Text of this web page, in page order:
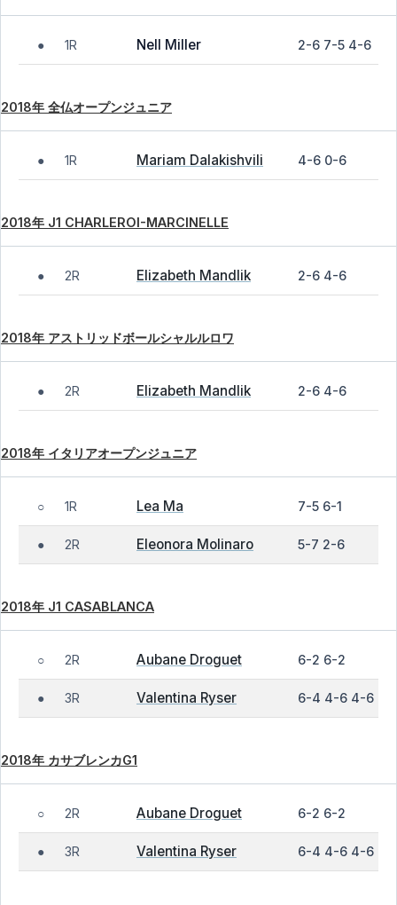
● 1R Nell Miller 2-6 7-5 4-6
2018年 全仏オープンジュニア
● 1R Mariam Dalakishvili 4-6 0-6
2018年 J1 CHARLEROI-MARCINELLE
● 2R Elizabeth Mandlik 2-6 4-6
2018年 アストリッドボールシャルルロワ
● 2R Elizabeth Mandlik 2-6 4-6
2018年 イタリアオープンジュニア
○ 1R Lea Ma 7-5 6-1
● 2R Eleonora Molinaro 5-7 2-6
2018年 J1 CASABLANCA
○ 2R Aubane Droguet 6-2 6-2
● 3R Valentina Ryser 6-4 4-6 4-6
2018年 カサブレンカG1
○ 2R Aubane Droguet 6-2 6-2
● 3R Valentina Ryser 6-4 4-6 4-6